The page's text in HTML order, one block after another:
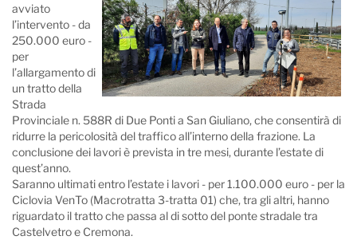
avviato
l’intervento - da
250.000 euro -
per
l’allargamento di
un tratto della
Strada
Provinciale n. 588R di Due Ponti a San Giuliano, che consentirà di
ridurre la pericolosità del traffico all’interno della frazione. La
conclusione dei lavori è prevista in tre mesi, durante l’estate di
quest’anno.
Saranno ultimati entro l’estate i lavori - per 1.100.000 euro - per la
Ciclovia VenTo (Macrotratta 3-tratta 01) che, tra gli altri, hanno
riguardato il tratto che passa al di sotto del ponte stradale tra
Castelvetro e Cremona.